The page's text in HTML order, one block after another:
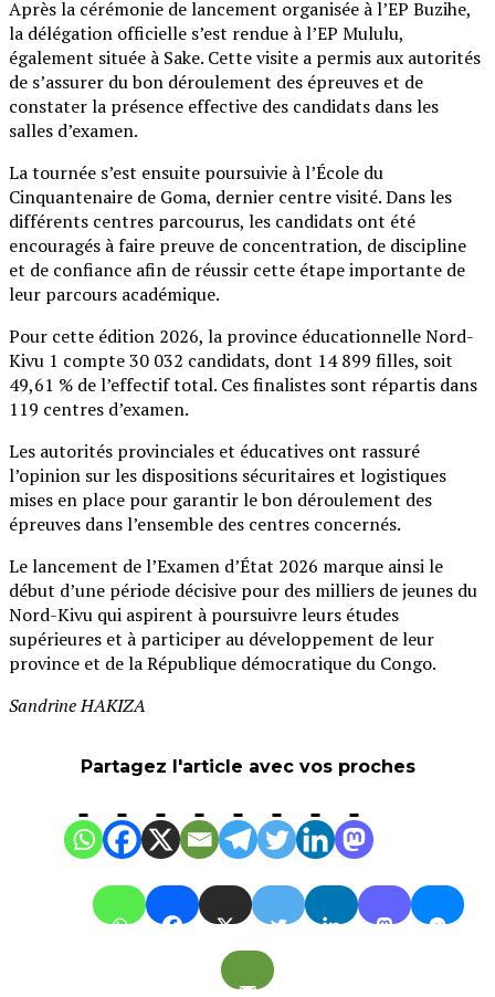
Après la cérémonie de lancement organisée à l’EP Buzihe,
la délégation officielle s’est rendue à l’EP Mululu,
également située à Sake. Cette visite a permis aux autorités
de s’assurer du bon déroulement des épreuves et de
constater la présence effective des candidats dans les
salles d’examen.
La tournée s’est ensuite poursuivie à l’École du
Cinquantenaire de Goma, dernier centre visité. Dans les
différents centres parcourus, les candidats ont été
encouragés à faire preuve de concentration, de discipline
et de confiance afin de réussir cette étape importante de
leur parcours académique.
Pour cette édition 2026, la province éducationnelle Nord-
Kivu 1 compte 30 032 candidats, dont 14 899 filles, soit
49,61 % de l’effectif total. Ces finalistes sont répartis dans
119 centres d’examen.
Les autorités provinciales et éducatives ont rassuré
l’opinion sur les dispositions sécuritaires et logistiques
mises en place pour garantir le bon déroulement des
épreuves dans l’ensemble des centres concernés.
Le lancement de l’Examen d’État 2026 marque ainsi le
début d’une période décisive pour des milliers de jeunes du
Nord-Kivu qui aspirent à poursuivre leurs études
supérieures et à participer au développement de leur
province et de la République démocratique du Congo.
Sandrine HAKIZA
Partagez l'article avec vos proches